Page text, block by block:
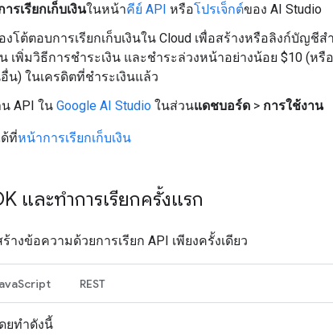
รเรียกเก็บเงินในหน้าคีย์ API หรือโปรเจ็กต์ของ AI Studio
โต้ตอบการเรียกเก็บเงินใน Cloud เพื่อสร้างหรือลิงก์บัญชีส
น เพิ่มวิธีการชำระเงิน และชำระล่วงหน้าอย่างน้อย $10 (หรื
น) ในเครดิตที่ชำระเงินแล้ว
API ใน Google AI Studio ในส่วนแดชบอร์ด > การใช้งาน
ที่หน้าการเรียกเก็บเงิน
และทำการเรียกครั้งแรก
างข้อความด้วยการเรียก API เพียงครั้งเดียว
REST
ยทำดังนี้